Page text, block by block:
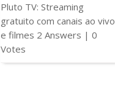
Pluto TV: Streaming
gratuito com canais ao vivo
e filmes 2 Answers |0
Votes